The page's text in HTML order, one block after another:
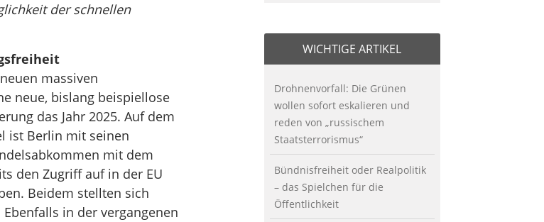
der schnellen
massiven
neue, bislang beispiellose
das Jahr 2025. Auf dem
ist Berlin mit seinen
mit dem
den Zugriff auf in der EU
Beidem stellten sich
in der vergangenen
WICHTIGE ARTIKEL
Drohnenvorfall: Die Grünen
wollen sofort eskalieren und
reden von „russischem
Staatsterrorismus“
Bündnisfreiheit oder Realpolitik
– das Spielchen für die
Öffentlichkeit